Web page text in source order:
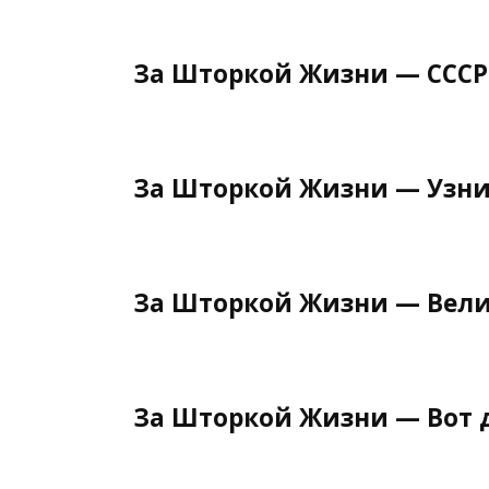
За Шторкой Жизни — СССР
За Шторкой Жизни —
За Шторкой Жизни —
За Шторкой Жизни — Вот